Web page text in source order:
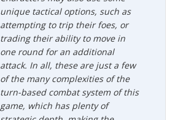
unique tactical options, such as
attempting to trip their foes, or
trading their ability to move in
one round for an additional
attack. In all, these are just a few
of the many complexities of the
turn-based combat system of this
game, which has plenty of